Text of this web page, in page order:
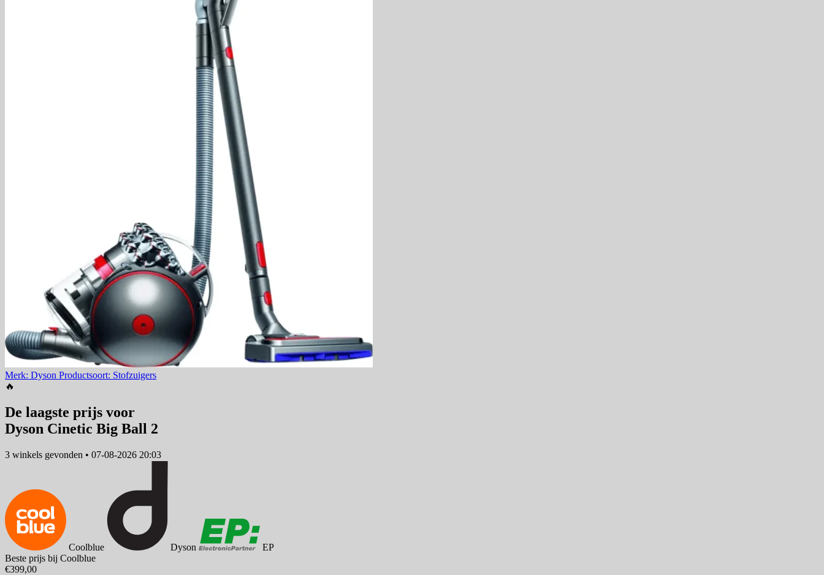
Merk: Dyson Productsoort: Stofzuigers
🔥
De laagste prijs voor
Dyson Cinetic Big Ball 2
3 winkels gevonden • 07-08-2026 20:03
Coolblue Dyson
EP
Beste prijs bij Coolblue
€399,00